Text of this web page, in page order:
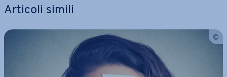
Articoli simili